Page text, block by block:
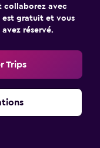
collaborez avec
est gratuit et vous
réservé.
Trips